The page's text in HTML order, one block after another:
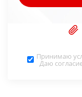
Принимаю
Даю